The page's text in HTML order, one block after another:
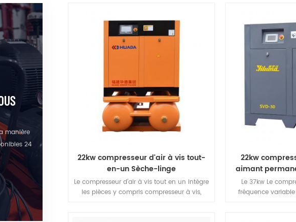
manière
24
d'assurer un rendement élevé de la
transmission d'énergie et un débit constant
moteur à aimant
taille, un poids léger,
bon caractère, etc.,
22kw compresseur d'air à vis tout-
en-un Sèche-linge
Le compresseur d'air à vis tout en un intègre
les pièces y compris compresseur à vis,
22kw
aimant
Le 37kw Le
fréquence